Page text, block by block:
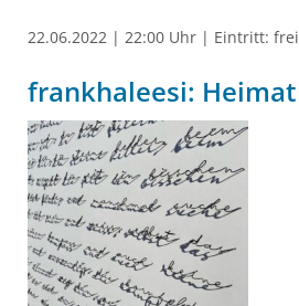
22.06.2022 | 22:00 Uhr | Eintritt: frei
frankhaleesi: Heimat